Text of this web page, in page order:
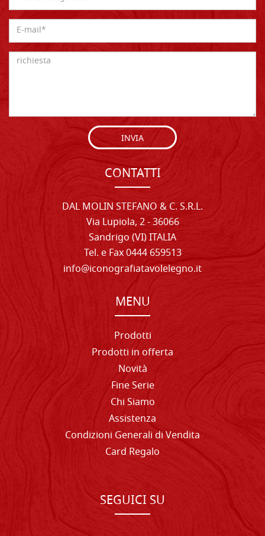
INVIA
CONTATTI
DAL MOLIN STEFANO & C. S.R.L.
Via Lupiola, 2 - 36066
Sandrigo (VI) ITALIA
Tel. e Fax 0444 659513
info@iconografiatavolelegno.it
MENU
Prodotti
Prodotti in offerta
Novità
Fine Serie
Chi Siamo
Assistenza
Condizioni Generali di Vendita
Card Regalo
SEGUICI SU